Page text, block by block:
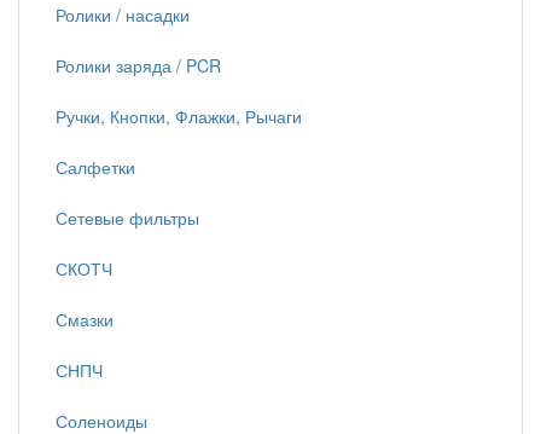
Ролики / насадки
Ролики заряда / PCR
Ручки, Кнопки, Флажки, Рычаги
Салфетки
Сетевые фильтры
СКОТЧ
Смазки
СНПЧ
Соленоиды